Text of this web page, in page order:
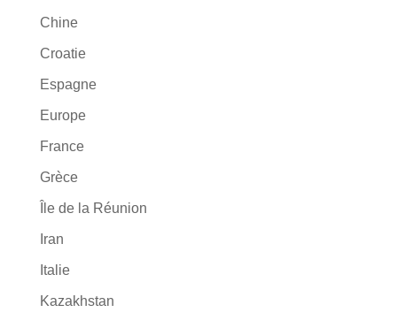
Chine
Croatie
Espagne
Europe
France
Grèce
Île de la Réunion
Iran
Italie
Kazakhstan